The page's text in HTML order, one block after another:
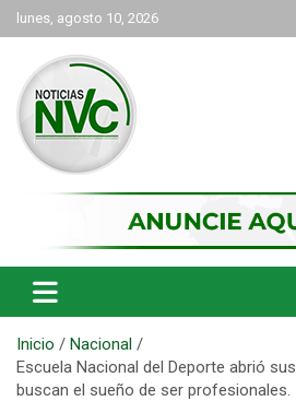
Saltar
al
contenido
lunes, agosto 10, 2026
NVC Noticias
Inicio
Nacional
Escuela Nacional del Deporte abrió
buscan el sueño de ser profesionales.